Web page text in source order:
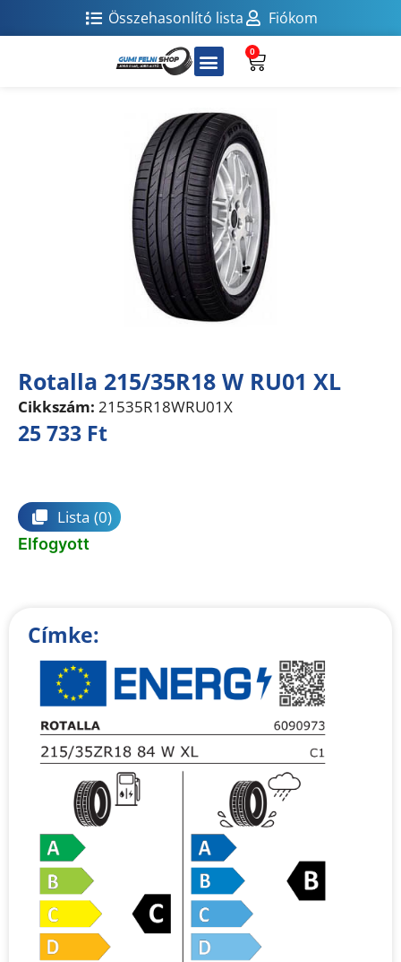
Összehasonlító lista Fiókom
0
Rotalla 215/35R18 W RU01 XL
Cikkszám: 21535R18WRU01X
25 733 Ft
Lista (0)
Elfogyott
Címke: